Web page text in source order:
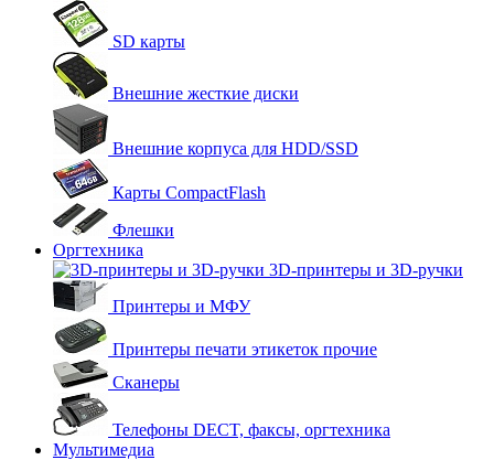
SD карты
Внешние жесткие диски
Внешние корпуса для HDD/SSD
Карты CompactFlash
Флешки
Оргтехника
3D-принтеры и 3D-ручки
Принтеры и МФУ
Принтеры печати этикеток прочие
Сканеры
Телефоны DECT, факсы, оргтехника
Мультимедиа